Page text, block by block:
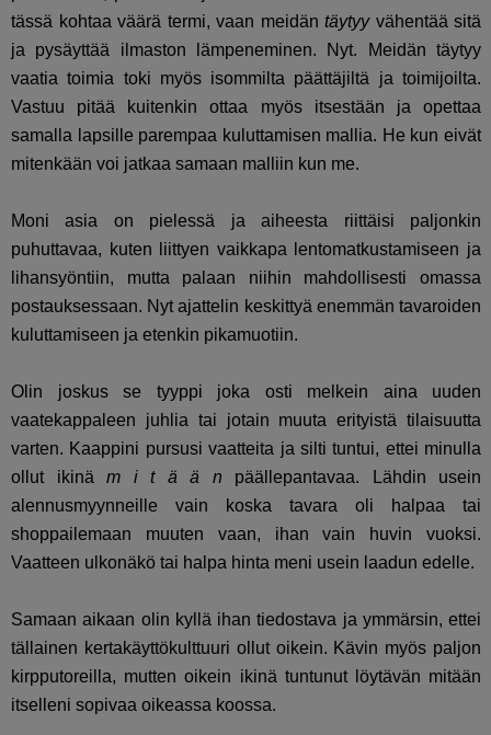
tässä kohtaa väärä termi, vaan meidäntäytyyvähentää sitä
ja pysäyttää ilmaston lämpeneminen. Nyt. Meidän täytyy
vaatia toimia toki myös isommilta päättäjiltä ja toimijoilta.
Vastuu pitää kuitenkin ottaa myös itsestään ja opettaa
samalla lapsille parempaa kuluttamisen mallia. He kun eivät
mitenkään voi jatkaa samaan malliin kun me.
Moni asia on pielessä ja aiheesta riittäisi paljonkin
puhuttavaa, kuten liittyen vaikkapa lentomatkustamiseen ja
lihansyöntiin, mutta palaan niihin mahdollisesti omassa
postauksessaan. Nyt ajattelin keskittyä enemmän tavaroiden
kuluttamiseen ja etenkin pikamuotiin.
Olin joskus se tyyppi joka osti melkein aina uuden
vaatekappaleen juhlia tai jotain muuta erityistä tilaisuutta
varten. Kaappini pursusi vaatteita ja silti tuntui, ettei minulla
ollut ikinäm i t ä ä n päällepantavaa. Lähdin usein
alennusmyynneille vain koska tavara oli halpaa tai
shoppailemaan muuten vaan, ihan vain huvin vuoksi.
Vaatteen ulkonäkö tai halpa hinta meni usein laadun edelle.
Samaan aikaan olin kyllä ihan tiedostava ja ymmärsin, ettei
tällainen kertakäyttökulttuuri ollut oikein. Kävin myös paljon
kirpputoreilla, mutten oikein ikinä tuntunut löytävän mitään
itselleni sopivaa oikeassa koossa.